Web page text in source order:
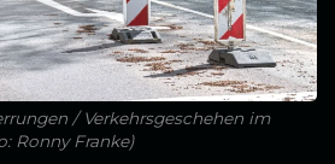
/ Verkehrsgeschehen im
Ronny Franke)